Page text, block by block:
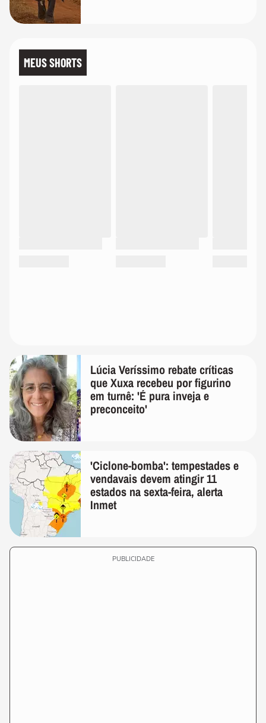
MEUS SHORTS
Lúcia Veríssimo rebate críticas
que Xuxa recebeu por figurino
em turnê: 'É pura inveja e
preconceito'
'Ciclone-bomba': tempestades e
vendavais devem atingir 11
estados na sexta-feira, alerta
Inmet
PUBLICIDADE